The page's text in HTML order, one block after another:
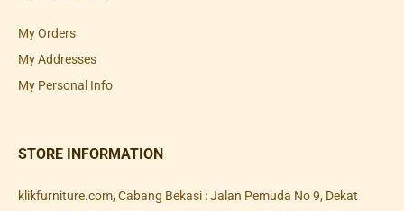
My Orders
My Addresses
My Personal Info
STORE INFORMATION
klikfurniture.com, Cabang Bekasi : Jalan Pemuda No 9, Dekat